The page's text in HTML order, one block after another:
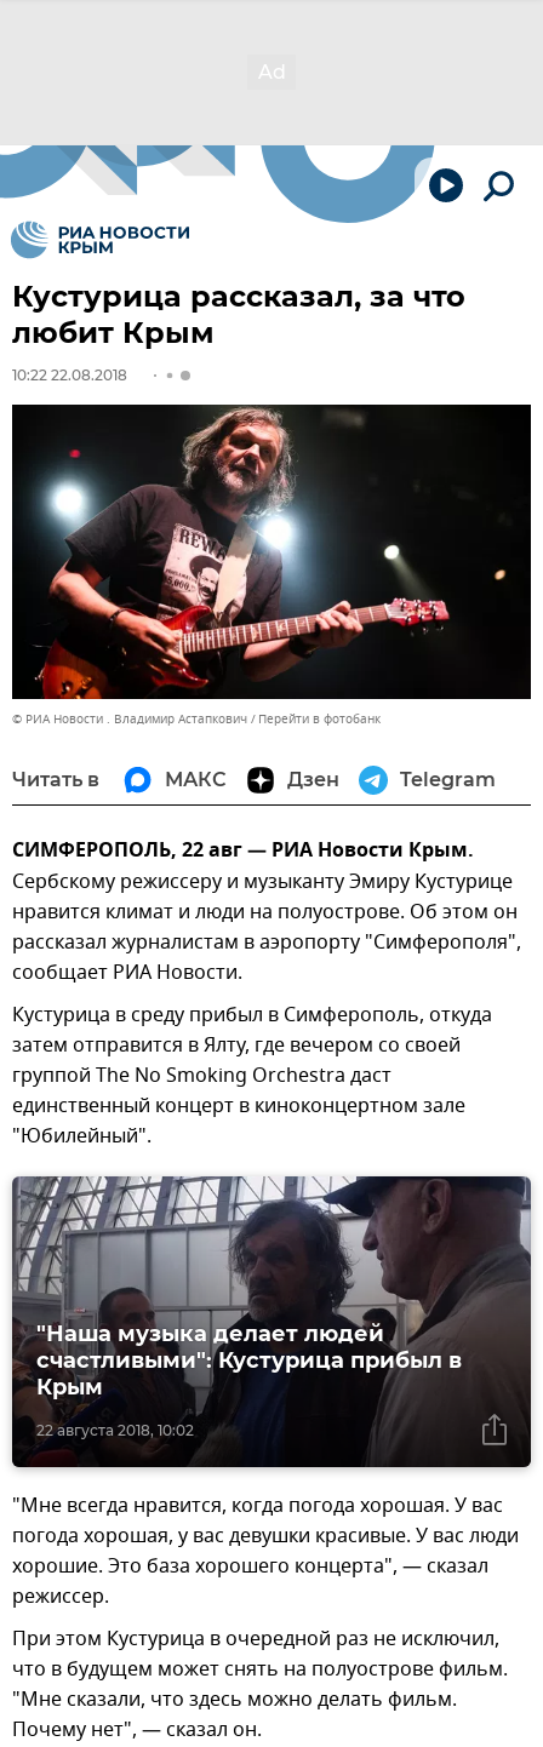
Кустурица рассказал, за что
любит Крым
10:22 22.08.2018
© РИА Новости . Владимир Астапкович Перейти в фотобанк
Читать в МАКС Дзен Telegram
СИМФЕРОПОЛЬ, 22 авг — РИА Новости Крым.
Сербскому режиссеру и музыканту Эмиру Кустурице
нравится климат и люди на полуострове. Об этом он
рассказал журналистам в аэропорту "Симферополя",
сообщает РИА Новости.
Кустурица в среду прибыл в Симферополь, откуда
затем отправится в Ялту, где вечером со своей
группой The No Smoking Orchestra даст
единственный концерт в киноконцертном зале
"Юбилейный".
22 августа 2018, 10:02
"Наша музыка делает людей
счастливыми": Кустурица прибыл в
Крым
"Мне всегда нравится, когда погода хорошая. У вас
погода хорошая, у вас девушки красивые. У вас люди
хорошие. Это база хорошего концерта", — сказал
режиссер.
При этом Кустурица в очередной раз не исключил,
что в будущем может снять на полуострове фильм.
"Мне сказали, что здесь можно делать фильм.
Почему нет", — сказал он.